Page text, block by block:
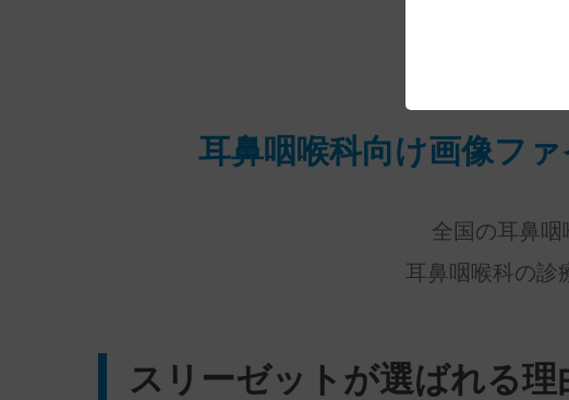
耳鼻咽喉科向け画像フ
全国の耳鼻咽
耳鼻咽喉科の診
スリーゼットが選ばれる理